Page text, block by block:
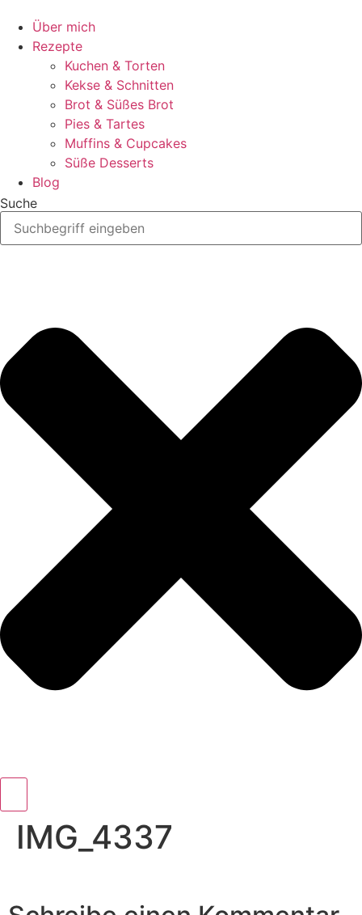
Über mich
Rezepte
Kuchen & Torten
Kekse & Schnitten
Brot & Süßes Brot
Pies & Tartes
Muffins & Cupcakes
Süße Desserts
Blog
Suche
IMG_4337